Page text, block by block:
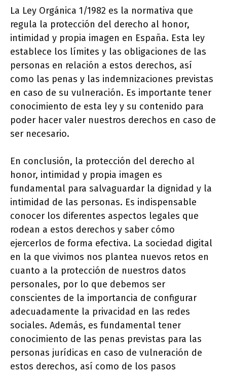
La Ley Orgánica 1/1982 es la normativa que
regula la protección del derecho al honor,
intimidad y propia imagen en España. Esta ley
establece los límites y las obligaciones de las
personas en relación a estos derechos, así
como las penas y las indemnizaciones previstas
en caso de su vulneración. Es importante tener
conocimiento de esta ley y su contenido para
poder hacer valer nuestros derechos en caso de
ser necesario.
En conclusión, la protección del derecho al
honor, intimidad y propia imagen es
fundamental para salvaguardar la dignidad y la
intimidad de las personas. Es indispensable
conocer los diferentes aspectos legales que
rodean a estos derechos y saber cómo
ejercerlos de forma efectiva. La sociedad digital
en la que vivimos nos plantea nuevos retos en
cuanto a la protección de nuestros datos
personales, por lo que debemos ser
conscientes de la importancia de configurar
adecuadamente la privacidad en las redes
sociales. Además, es fundamental tener
conocimiento de las penas previstas para las
personas jurídicas en caso de vulneración de
estos derechos, así como de los pasos